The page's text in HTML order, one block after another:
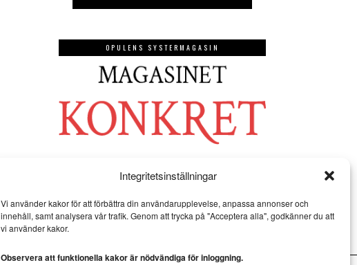
Integritetsinställningar
Vi använder kakor för att förbättra din användarupplevelse, anpassa annonser och
innehåll, samt analysera vår trafik. Genom att trycka på "Acceptera alla", godkänner du att
vi använder kakor.
Observera att funktionella kakor är nödvändiga för inloggning.
OPULENS SYSTERMAGASIN